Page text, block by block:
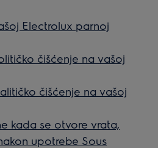
Electrolux parnoj
čišćenje na vašoj
čišćenje na vašoj
kada se otvore vrata,
upotrebe Sous